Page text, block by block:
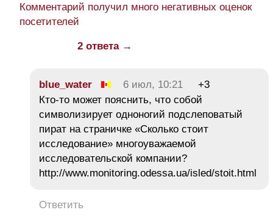
Комментарий получил много негативных оценок
посетителей
2 ответа →
blue_water 6 июл, 10:21
+3
Кто-то может пояснить, что собой
символизирует одноногий подслеповатый
пират на страничке «Сколько стоит
исследование» многоуважаемой
исследовательской компании?
http://www.monitoring.odessa.ua/isled/stoit.html
Ответить